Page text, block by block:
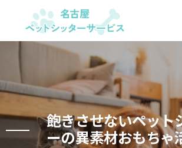
飽きさせないペット
ーの異素材おもちゃ